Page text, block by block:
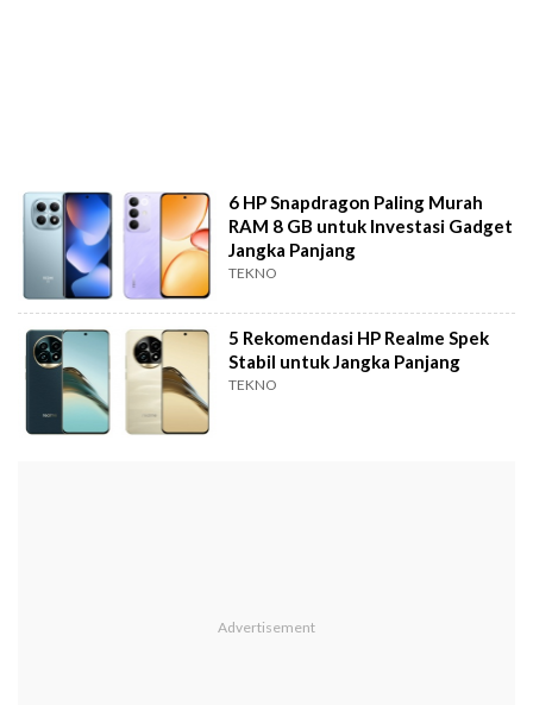
6 HP Snapdragon Paling Murah
RAM 8 GB untuk Investasi Gadget
Jangka Panjang
TEKNO
5 Rekomendasi HP Realme Spek
Stabil untuk Jangka Panjang
TEKNO